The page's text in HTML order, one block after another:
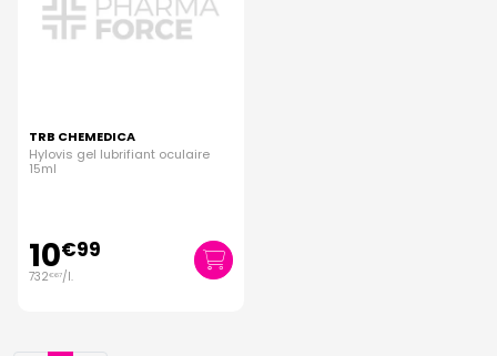
TRB CHEMEDICA
Hylovis gel lubrifiant oculaire
15ml
10€99
732€67/l.